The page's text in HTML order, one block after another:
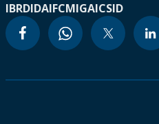
IBRDIDAIFCMIGAICSID